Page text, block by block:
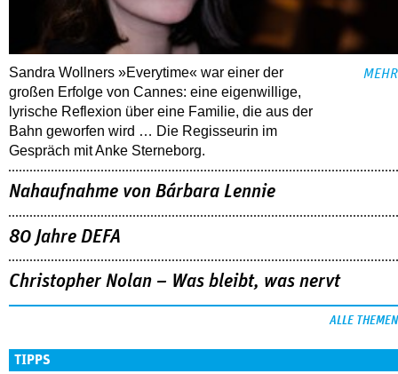
Sandra Wollners »Everytime« war einer der
großen Erfolge von Cannes: eine eigenwillige,
lyrische Reflexion über eine ­Familie, die aus der
Bahn geworfen wird … Die Regisseurin im
Gespräch mit Anke Sterneborg.
MEHR
Nahaufnahme von Bárbara Lennie
80 Jahre DEFA
Christopher Nolan – Was bleibt, was nervt
ALLE THEMEN
TIPPS